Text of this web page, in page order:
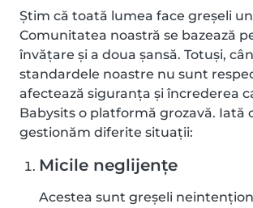
Știm că toată lumea face greșeli
Comunitatea noastră se bazează
învățare și a doua șansă. Totuși,
standardele noastre nu sunt
afectează siguranța și încrederea
Babysits o platformă grozavă. Iată
gestionăm diferite situații:
Micile neglijențe
Acestea sunt greșeli